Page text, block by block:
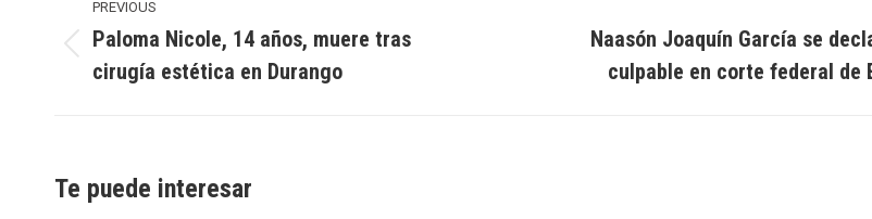
navigation
PREVIOUS
post:
Paloma Nicole, 14 años, muere tras
cirugía estética en Durango
Naasón Joaquín García se
culpable en corte federal de
Te puede interesar